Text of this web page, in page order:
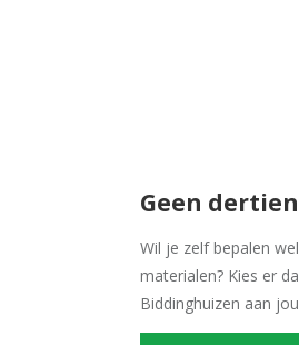
Geen
Wil je zelf bepalen
materialen? Kies er
Biddinghuizen aan